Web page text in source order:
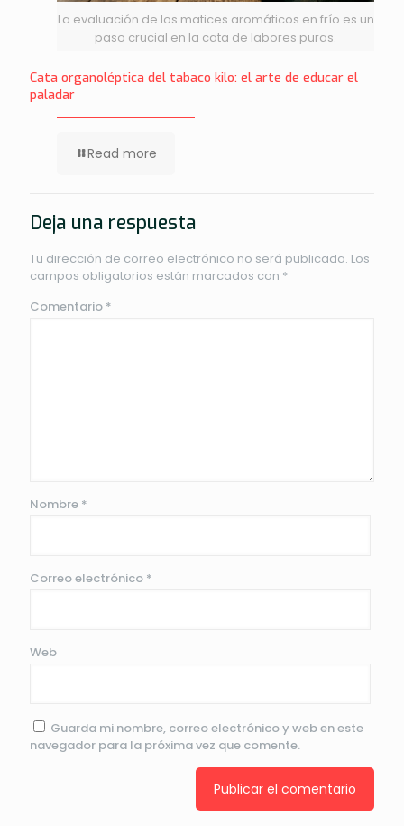
La evaluación de los matices aromáticos en frío es un
paso crucial en la cata de labores puras.
Cata organoléptica del tabaco kilo: el arte de educar el
paladar
Read more
Deja una respuesta
Tu dirección de correo electrónico no será publicada. Los
campos obligatorios están marcados con *
Comentario *
Nombre *
Correo electrónico *
Web
Guarda mi nombre, correo electrónico y web en este
navegador para la próxima vez que comente.